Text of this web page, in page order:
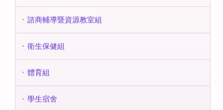
諮商輔導暨資源教室組
衛生保健組
體育組
學生宿舍